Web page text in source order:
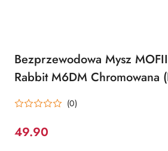
Bezprzewodowa Mysz
Rabbit M6DM Chromowana
(0)
Cena:
49.90